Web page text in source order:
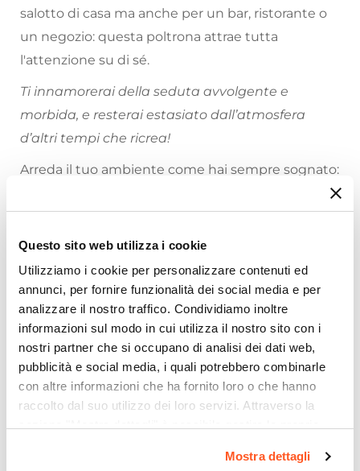
Questo sito web utilizza i cookie
Utilizziamo i cookie per personalizzare contenuti ed
annunci, per fornire funzionalità dei social media e per
analizzare il nostro traffico. Condividiamo inoltre
informazioni sul modo in cui utilizza il nostro sito con i
nostri partner che si occupano di analisi dei dati web,
pubblicità e social media, i quali potrebbero combinarle
con altre informazioni che ha fornito loro o che hanno
raccolto dal suo utilizzo dei loro servizi. Attraverso la
momento. Per maggiori informazioni si invita a leggere la
Mostra dettagli
salotto di casa ma anche per un bar, ristorante o
un negozio: questa poltrona attrae tutta
l'attenzione su di sé.
Ti innamorerai della seduta avvolgente e
morbida, e resterai estasiato dall’atmosfera
d’altri tempi che ricrea!
Arreda il tuo ambiente come hai sempre sognato:
per tutte le esigenze.
Riepilogo Caratteristiche
Caratteristiche
Tipologia
Poltrona
Serie
Cross
Dimensioni
Ti suggeriamo anche